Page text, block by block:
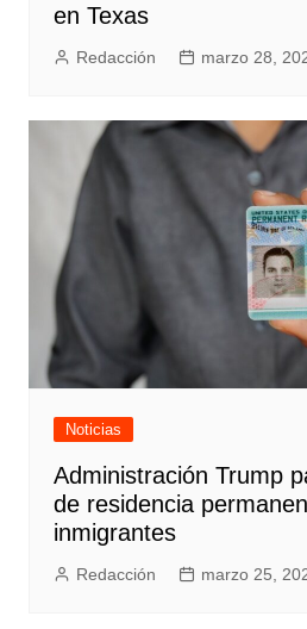
en Texas
Redacción marzo 28,
Noticias
Administración Trump
de residencia
inmigrantes
Redacción marzo 25,